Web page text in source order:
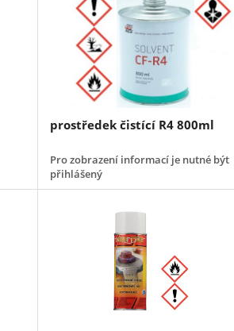
prostředek čistící R4 800ml
Pro zobrazení informací je nutné být
přihlášený